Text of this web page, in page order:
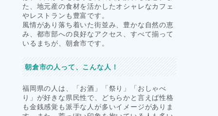
た、地元産の食材を活かしたオシャレなカフェ
やレストランも豊富です。
風情があり落ち着いた街並み、豊かな自然の恵
み、都市部への良好なアクセス、すべて揃って
いるまちが、朝倉市です。
朝倉市の人って、こんな人！
福岡県の人は、「お酒」「祭り」「おしゃべ
り」が好きな県民性で、どちらかと言えば性格
も金銭感覚も派手な人が多いイメージがありま